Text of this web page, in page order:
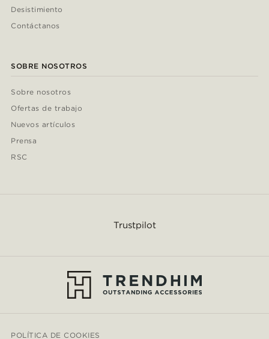
Desistimiento
Contáctanos
SOBRE NOSOTROS
Sobre nosotros
Ofertas de trabajo
Nuevos artículos
Prensa
RSC
Trustpilot
POLÍTICA DE COOKIES